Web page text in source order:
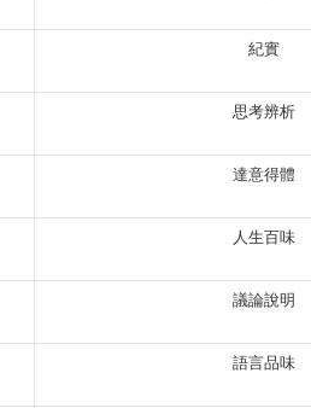
紀實
思考辨析
達意得體
人生百味
議論說明
語言品味